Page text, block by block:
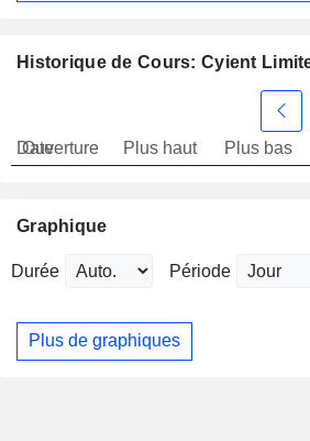
Historique de Cours: Cyient
Date
Ouverture Plus haut Plus bas
Graphique
Durée Période
Plus de graphiques